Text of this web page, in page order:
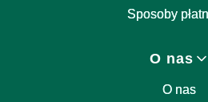
Sposoby
O nas
O nas